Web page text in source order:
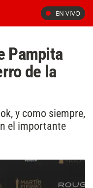
EN VIVO
Pampita
de la
y como siempre,
el importante